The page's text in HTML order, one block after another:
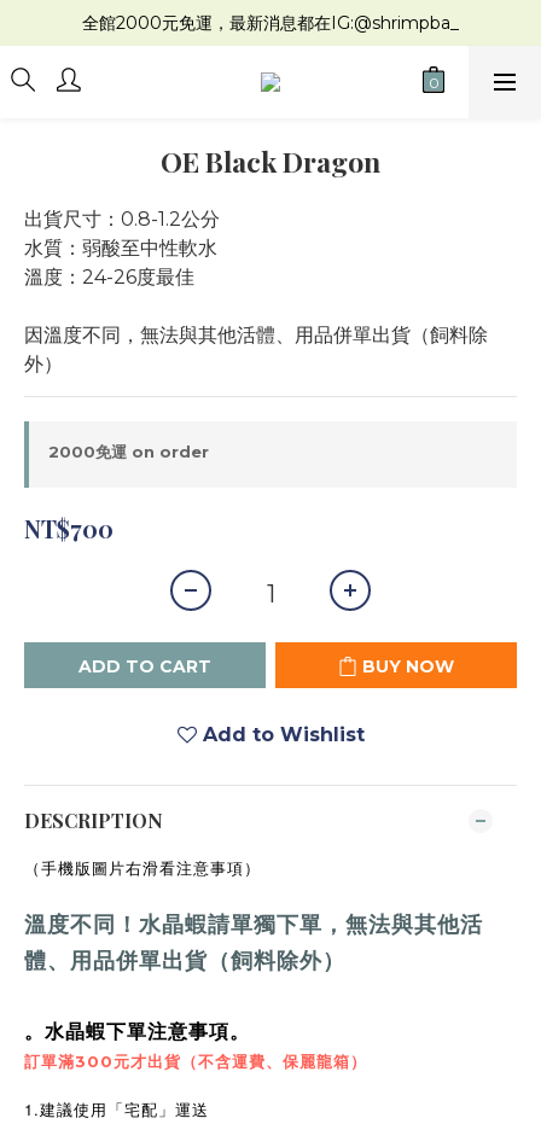
全館2000元免運，最新消息都在IG:@shrimpba_
OE Black Dragon
出貨尺寸：0.8-1.2公分
水質：弱酸至中性軟水
溫度：24-26度最佳
因溫度不同，無法與其他活體、用品併單出貨（飼料除
外）
2000免運 on order
NT$700
ADD TO CART BUY NOW
Add to Wishlist
DESCRIPTION
（手機版圖片右滑看注意事項）
溫度不同！水晶蝦請單獨下單， 無法與其他活
體、用品併單出貨（飼料除外）
。水晶蝦下單注意事項。
訂單滿300元才出貨（不含運費、保麗龍箱）
1.建議使用「宅配」運送